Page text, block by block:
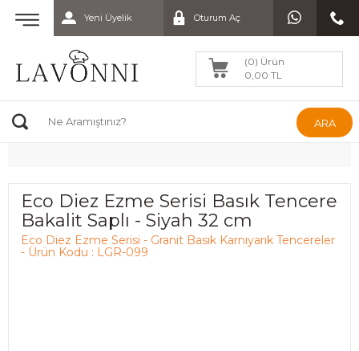
Yeni Üyelik Oturum Aç
(0) Ürün
0,00 TL
ARA
Eco Diez Ezme Serisi Basık Tencere
Bakalit Saplı - Siyah 32 cm
Eco Diez Ezme Serisi - Granit Basık Karnıyarık Tencereler
- Ürün Kodu : LGR-099